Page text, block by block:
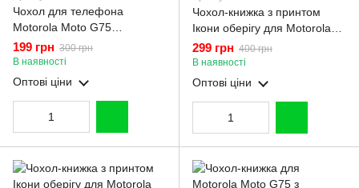
Чохол для телефона
Motorola Moto G75
карбоновий протиударний з
високими бортами чорний
199 грн 300 грн
В наявності
Оптові ціни
Чохол-книжка з принтом
Ікони оберігу для Motorola
Moto G75 з магнітом з еко-
шкіри з підставкою чорна
299 грн 400 грн
В наявності
Оптові ціни